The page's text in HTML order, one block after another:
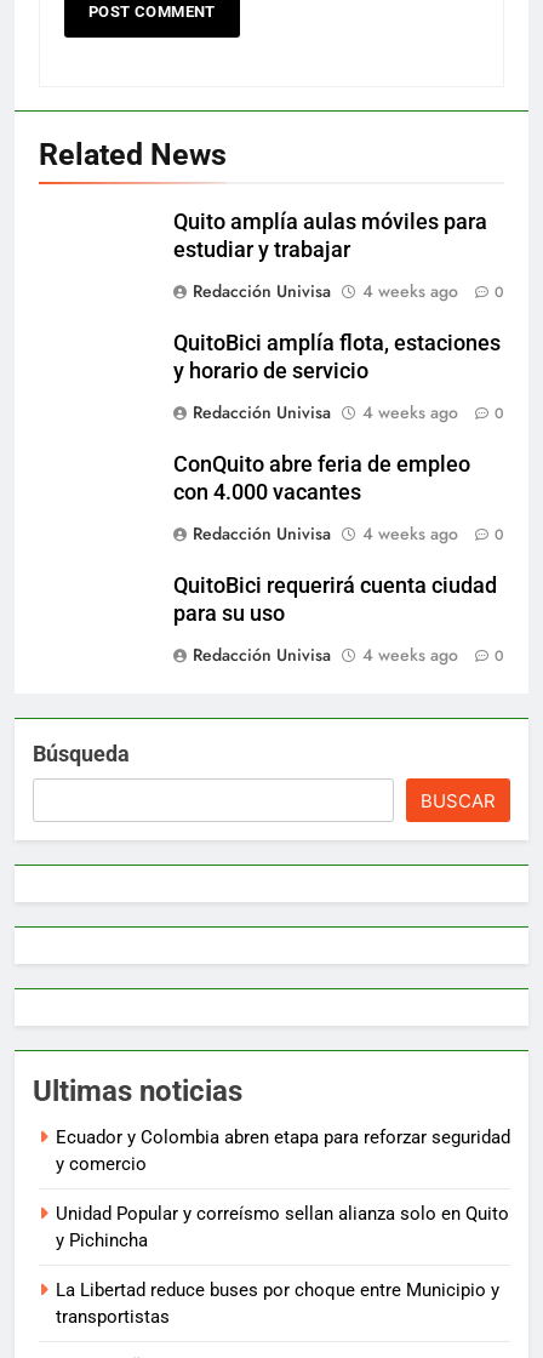
Related News
Quito amplía aulas móviles para
estudiar y trabajar
Redacción Univisa
4 weeks ago 0
QuitoBici amplía flota, estaciones
y horario de servicio
Redacción Univisa
4 weeks ago 0
ConQuito abre feria de empleo
con 4.000 vacantes
Redacción Univisa
4 weeks ago 0
QuitoBici requerirá cuenta ciudad
para su uso
Redacción Univisa
4 weeks ago 0
Búsqueda
BUSCAR
Ultimas noticias
Ecuador y Colombia abren etapa para reforzar seguridad
y comercio
Unidad Popular y correísmo sellan alianza solo en Quito
y Pichincha
La Libertad reduce buses por choque entre Municipio y
transportistas